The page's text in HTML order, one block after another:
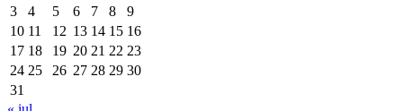
3
4 5 6 7 8
9
10 11 12 13 14 15 16
17 18 19 20 21 22 23
24 25 26 27 28 29 30
31